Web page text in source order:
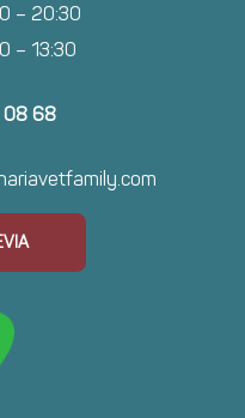
– 20:30
– 13:30
08 68